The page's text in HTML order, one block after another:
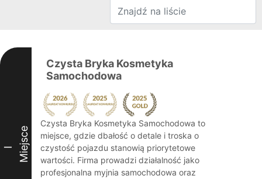
I Miejsce
Czysta Bryka Kosmetyka
Samochodowa
Czysta Bryka Kosmetyka Samochodowa to
miejsce, gdzie dbałość o detale i troska o
czystość pojazdu stanowią priorytetowe
wartości. Firma prowadzi działalność jako
profesjonalna myjnia samochodowa oraz